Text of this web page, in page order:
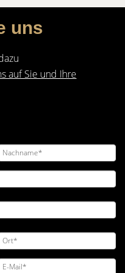
uns
auf Sie und Ihre